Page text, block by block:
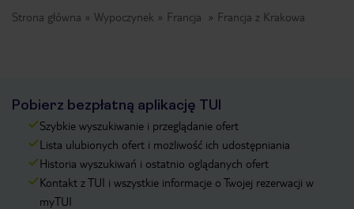
Strona główna Wypoczynek Francja Francja z Krakowa
Pobierz bezpłatną aplikację TUI
Szybkie wyszukiwanie i przeglądanie ofert
Lista ulubionych ofert i możliwość ich udostępniania
Historia wyszukiwań i ostatnio oglądanych ofert
Kontakt z TUI i wszystkie informacje o Twojej rezerwacji w
myTUI